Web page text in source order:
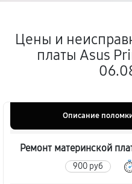
Цены и
платы Asus
Описание
Ремонт материнской
900 руб